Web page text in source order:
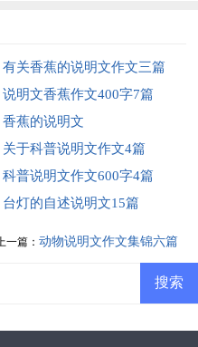
有关香蕉的说明文作文三篇
说明文香蕉作文400字7篇
香蕉的说明文
关于科普说明文作文4篇
科普说明文作文600字4篇
台灯的自述说明文15篇
上一篇： 动物说明文作文集锦六篇